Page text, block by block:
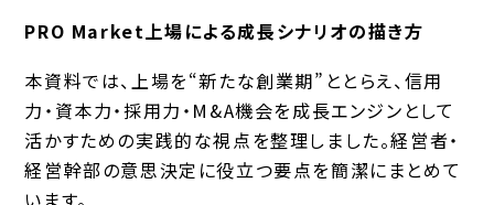
PRO Market上場による成長シナリオの描き方
本資料では、上場を“新たな創業期”ととらえ、信用
力・資本力・採用力・M&A機会を成長エンジンとして
活かすための実践的な視点を整理しました。経営者・
経営幹部の意思決定に役立つ要点を簡潔にまとめて